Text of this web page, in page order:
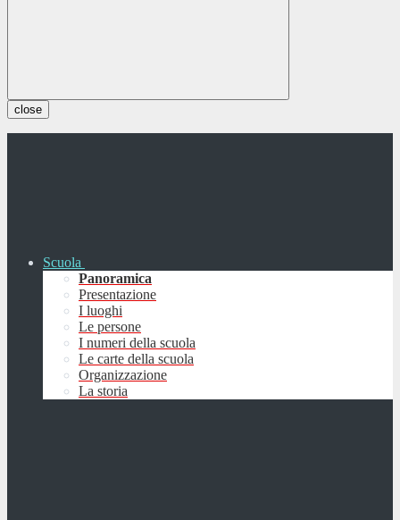
close
Scuola
Panoramica
Presentazione
I luoghi
Le persone
I numeri della scuola
Le carte della scuola
Organizzazione
La storia